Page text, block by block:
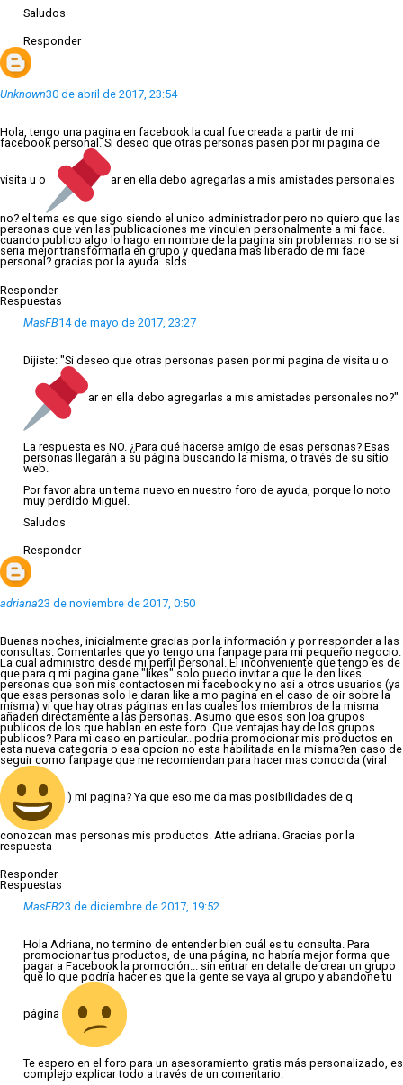
Saludos
Responder
Unknown30 de abril de 2017, 23:54
Hola, tengo una pagina en facebook la cual fue creada a partir de mi
facebook personal. Si deseo que otras personas pasen por mi pagina de
visita u o ar en ella debo agregarlas a mis amistades personales
no? el tema es que sigo siendo el unico administrador pero no quiero que las
personas que ven las publicaciones me vinculen personalmente a mi face.
cuando publico algo lo hago en nombre de la pagina sin problemas. no se si
seria mejor transformarla en grupo y quedaria mas liberado de mi face
personal? gracias por la ayuda. slds.
Responder
Respuestas
MasFB14 de mayo de 2017, 23:27
Dijiste: "Si deseo que otras personas pasen por mi pagina de visita u o
ar en ella debo agregarlas a mis amistades personales no?"
La respuesta es NO. ¿Para qué hacerse amigo de esas personas? Esas
personas llegarán a su página buscando la misma, o través de su sitio
web.
Por favor abra un tema nuevo en nuestro foro de ayuda, porque lo noto
muy perdido Miguel.
Saludos
Responder
adriana23 de noviembre de 2017, 0:50
Buenas noches, inicialmente gracias por la información y por responder a las
consultas. Comentarles que yo tengo una fanpage para mi pequeño negocio.
La cual administro desde mi perfil personal. El inconveniente que tengo es de
que para q mi pagina gane "likes" solo puedo invitar a que le den likes
personas que son mis contactosen mi facebook y no asi a otros usuarios (ya
que esas personas solo le daran like a mo pagina en el caso de oir sobre la
misma) vi que hay otras páginas en las cuales los miembros de la misma
añaden directamente a las personas. Asumo que esos son loa grupos
publicos de los que hablan en este foro. Que ventajas hay de los grupos
publicos? Para mi caso en particular...podria promocionar mis productos en
esta nueva categoria o esa opcion no esta habilitada en la misma?en caso de
seguir como fanpage que me recomiendan para hacer mas conocida (viral
) mi pagina? Ya que eso me da mas posibilidades de q
conozcan mas personas mis productos. Atte adriana. Gracias por la
respuesta
Responder
Respuestas
MasFB23 de diciembre de 2017, 19:52
Hola Adriana, no termino de entender bien cuál es tu consulta. Para
promocionar tus productos, de una página, no habría mejor forma que
pagar a Facebook la promoción... sin entrar en detalle de crear un grupo
que lo que podría hacer es que la gente se vaya al grupo y abandone tu
página
Te espero en el foro para un asesoramiento gratis más personalizado, es
complejo explicar todo a través de un comentario.